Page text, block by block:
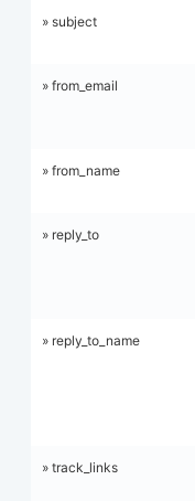
» subject
» from_email
» from_name
» reply_to
» reply_to_name
» track_links